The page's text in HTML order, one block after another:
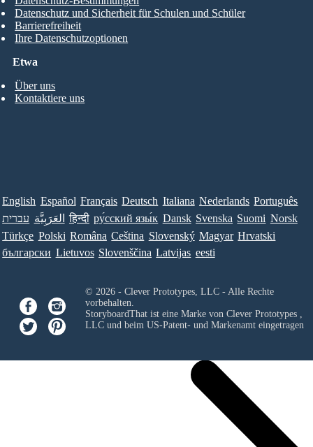
Etwa
Über uns
Kontaktiere uns
Datenschutz und Sicherheit für Schulen und Schüler
Barrierefreiheit
Ihre Datenschutzoptionen
English Español Français Deutsch Italiana Nederlands Português
עברית العَرَبِيَّة हिन्दी ру́сский язы́к Dansk Svenska Suomi Norsk
Türkçe Polski Româna Ceština Slovenský Magyar Hrvatski
български Lietuvos Slovenščina Latvijas eesti
© 2026 - Clever Prototypes, LLC - Alle Rechte
vorbehalten.
StoryboardThat ist eine Marke von Clever Prototypes ,
LLCund beim US-Patent- und Markenamt eingetragen